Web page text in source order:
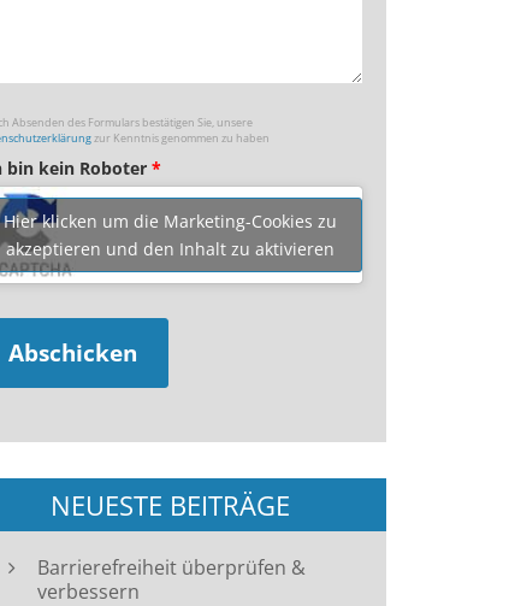
Absenden des Formulars bestätigen Sie, unsere
zur Kenntnis genommen zu haben
bin kein Roboter *
Hier klicken um die Marketing-Cookies zu
akzeptieren und den Inhalt zu aktivieren
NEUESTE BEITRÄGE
Barrierefreiheit überprüfen &
verbessern